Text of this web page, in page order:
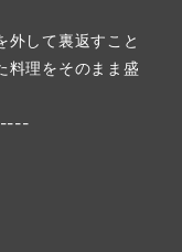
外して裏返すこと
料理をそのまま盛